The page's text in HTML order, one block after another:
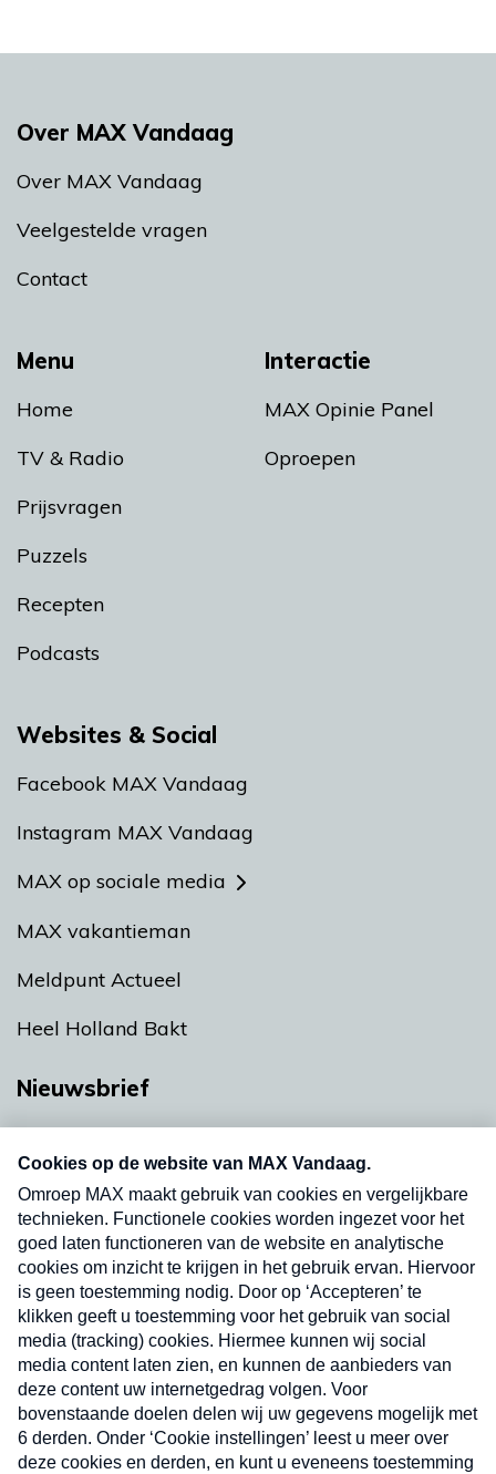
Menu
Home
TV & Radio
Prijsvragen
Puzzels
Recepten
Podcasts
Interactie
MAX Opinie Panel
Oproepen
Over MAX Vandaag
Over MAX Vandaag
Veelgestelde vragen
Contact
Websites & Social
Facebook MAX Vandaag
Instagram MAX Vandaag
MAX op sociale media
MAX vakantieman
Meldpunt Actueel
Heel Holland Bakt
Nieuwsbrief
nieuwsbrief. Elke vrijdag- en dinsdagochtend in
uw mailbox.
Verzend
Nieuwsbrief